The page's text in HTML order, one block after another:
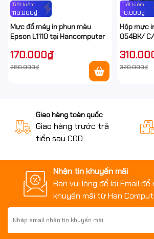
Tiết kiệm
110.000₫
Mực đổ máy in phun màu
Epson L1110 tại Hancomputer
170.000₫
280.000₫
Tiết kiệm
10.000₫
Hộp mực
054BK/
320.000₫
Giao hàng toàn quốc
Giao hàng trước trả
tiền sau COD
Nhận tin khuyến mãi
Bạn vui lòng để lại Email
khuyến mãi từ Han